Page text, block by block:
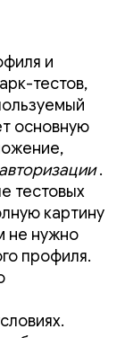
и
тестов,
основную
.
тестовых
картину
не нужно
профиля.